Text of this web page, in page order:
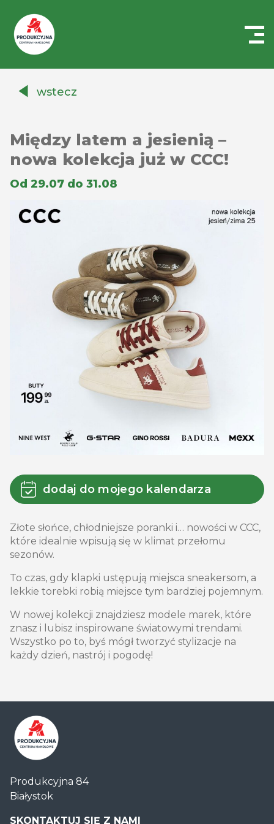
Auchanwstecz
Między latem a jesienią –
nowa kolekcja już w CCC!
Od 29.07 do 31.08
dodaj do mojego kalendarza
Złote słońce, chłodniejsze poranki i… nowości w CCC,
które idealnie wpisują się w klimat przełomu
sezonów.
To czas, gdy klapki ustępują miejsca sneakersom, a
lekkie torebki robią miejsce tym bardziej pojemnym.
W nowej kolekcji znajdziesz modele marek, które
znasz i lubisz inspirowane światowymi trendami.
Wszystko po to, byś mógł tworzyć stylizacje na
każdy dzień, nastrój i pogodę!
Handlowe
Auchan
Produkcyjna
Produkcyjna 84
Białystok
SKONTAKTUJ SIĘ Z NAMI